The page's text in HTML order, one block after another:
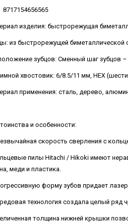
8717154656565
изделия: быстрорежущая
из быстрорежущей биметаллической
зубцов: Сменный шаг зубцов
хвостовик: 6/8.5/11 мм, HEX
применения: сталь, дерево,
и особенности:
скорость сверления с
пилы Hitachi / Hikoki имеют
меди и пластика.
форму зубов придает
технология создала целый ряд
толщина нижней крышки